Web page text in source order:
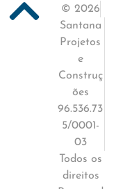
© 2026
Santana
Projetos
e
Construç
ões
96.536.73
5/0001-
03
Todos os
direitos